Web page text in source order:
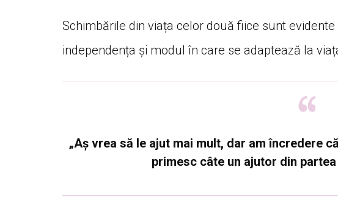
Schimbările din viața celor două fiice sunt
independența și modul în care se adaptează la
„Aș vrea să le ajut mai mult, dar am încredere
primesc câte un ajutor din